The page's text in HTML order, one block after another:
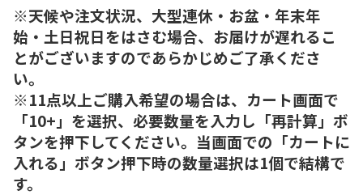
※天候や注文状況、大型連休・お盆・年末年
始・土日祝日をはさむ場合、お届けが遅れるこ
とがございますのであらかじめご了承くださ
い。
※11点以上ご購入希望の場合は、カート画面で
「10+」を選択、必要数量を入力し「再計算」ボ
タンを押下してください。当画面での「カートに
入れる」ボタン押下時の数量選択は1個で結構で
す。